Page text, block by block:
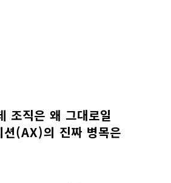
조직은 왜 그대로일
(AX)의 진짜 병목은